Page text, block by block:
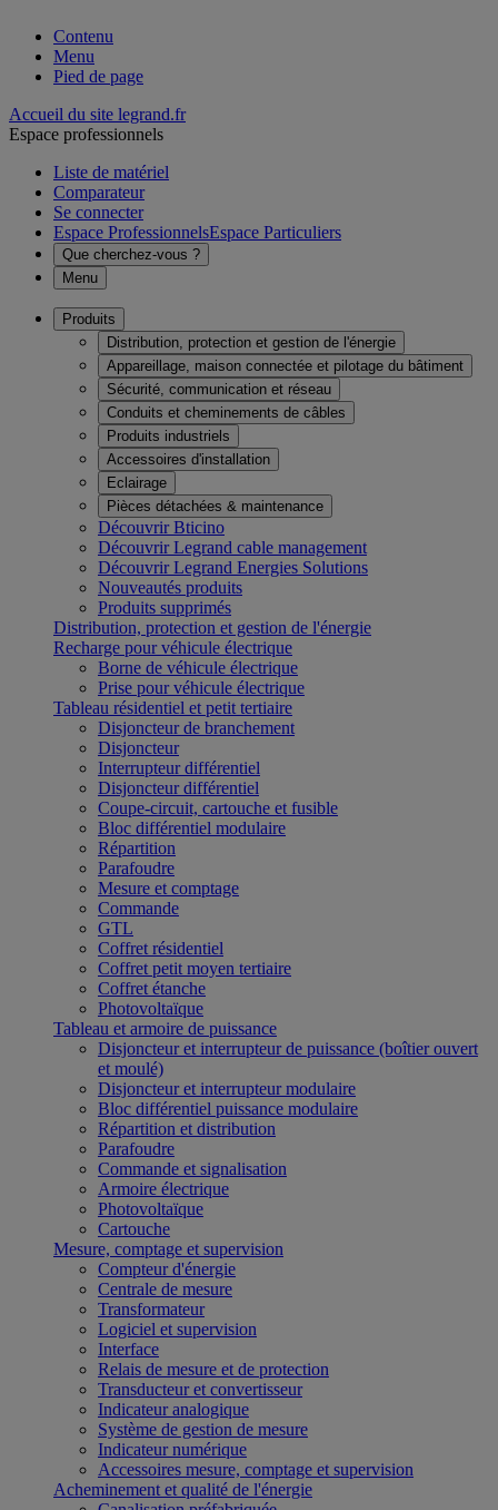
Contenu
Menu
Pied de page
Accueil du site legrand.fr
Espace professionnels
Liste de matériel
Comparateur
Se connecter
Espace ProfessionnelsEspace Particuliers
Que cherchez-vous ?
Menu
Produits
Distribution, protection et gestion de l'énergie
Appareillage, maison connectée et pilotage du bâtiment
Sécurité, communication et réseau
Conduits et cheminements de câbles
Produits industriels
Accessoires d'installation
Eclairage
Pièces détachées & maintenance
Découvrir Bticino
Découvrir Legrand cable management
Découvrir Legrand Energies Solutions
Nouveautés produits
Produits supprimés
Distribution, protection et gestion de l'énergie
Recharge pour véhicule électrique
Borne de véhicule électrique
Prise pour véhicule électrique
Tableau résidentiel et petit tertiaire
Disjoncteur de branchement
Disjoncteur
Interrupteur différentiel
Disjoncteur différentiel
Coupe-circuit, cartouche et fusible
Bloc différentiel modulaire
Répartition
Parafoudre
Mesure et comptage
Commande
GTL
Coffret résidentiel
Coffret petit moyen tertiaire
Coffret étanche
Photovoltaïque
Tableau et armoire de puissance
Disjoncteur et interrupteur de puissance (boîtier ouvert
et moulé)
Disjoncteur et interrupteur modulaire
Bloc différentiel puissance modulaire
Répartition et distribution
Parafoudre
Commande et signalisation
Armoire électrique
Photovoltaïque
Cartouche
Mesure, comptage et supervision
Compteur d'énergie
Centrale de mesure
Transformateur
Logiciel et supervision
Interface
Relais de mesure et de protection
Transducteur et convertisseur
Indicateur analogique
Système de gestion de mesure
Indicateur numérique
Accessoires mesure, comptage et supervision
Acheminement et qualité de l'énergie